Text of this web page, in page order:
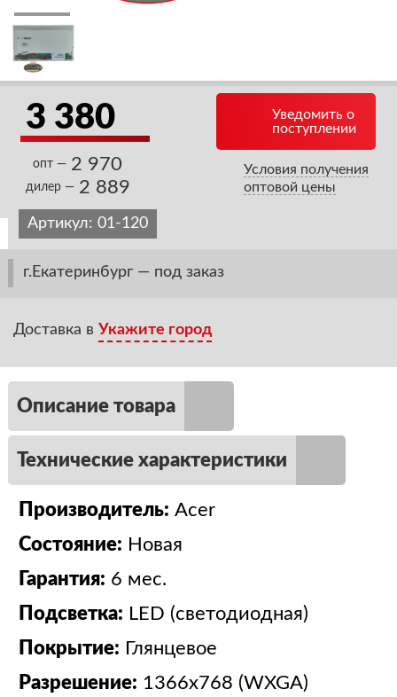
3 380
опт — 2 970
дилер — 2 889
Уведомить о
поступлении
Условия получения
оптовой цены
Артикул: 01-120
г.Екатеринбург — под заказ
Доставка в Укажите город
Описание товара
Технические характеристики
Производитель: Acer
Состояние: Новая
Гарантия: 6 мес.
Подсветка: LED (светодиодная)
Покрытие: Глянцевое
Разрешение: 1366x768 (WXGA)